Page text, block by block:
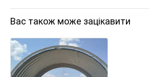
Вас також може зацікавити